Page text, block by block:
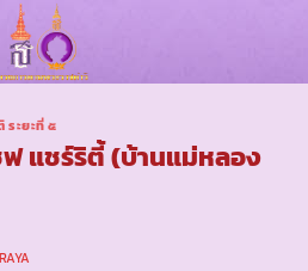
ะยะที่ ๕
แชร์ริตี้ (บ้านแม่หลอง